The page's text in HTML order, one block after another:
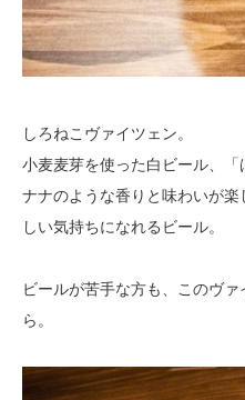
しろねこヴァイツェン。
小麦麦芽を使った白ビール、
ナナのような香りと味わいが
しい気持ちになれるビール。
ビールが苦手な方も、このヴ
ら。